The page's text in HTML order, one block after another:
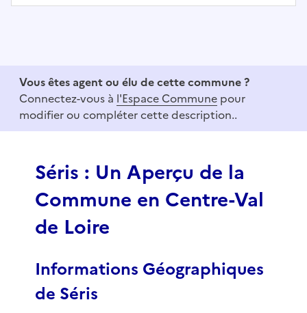
3
Vous êtes agent ou élu de cette commune ?
Connectez-vous à l'Espace Commune pour
modifier ou compléter cette description..
Séris : Un Aperçu de la
Commune en Centre-Val
de Loire
Informations Géographiques
de Séris